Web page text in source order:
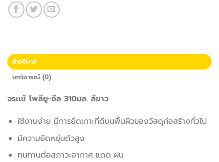
คำอธิบาย
บทวิจารณ์ (0)
จระเข้ โพลียู-ซีล 310มล. สีขาว
ใช้งานง่าย มีการยึดเกาะที่ดีบนพื้นผิวของวัสดุก่อสร้างทั่วไป
มีความยืดหยุ่นตัวสูง
ทนทานต่อสภาวะอากาศ แดด ฝน